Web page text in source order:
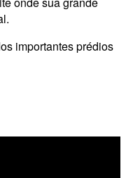
importantes prédios